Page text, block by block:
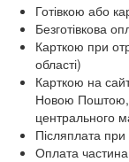
Готівкою або
Безготівкова
Карткою при
області)
Карткою на
Новою Поштою,
центрального
Післяплата
Оплата